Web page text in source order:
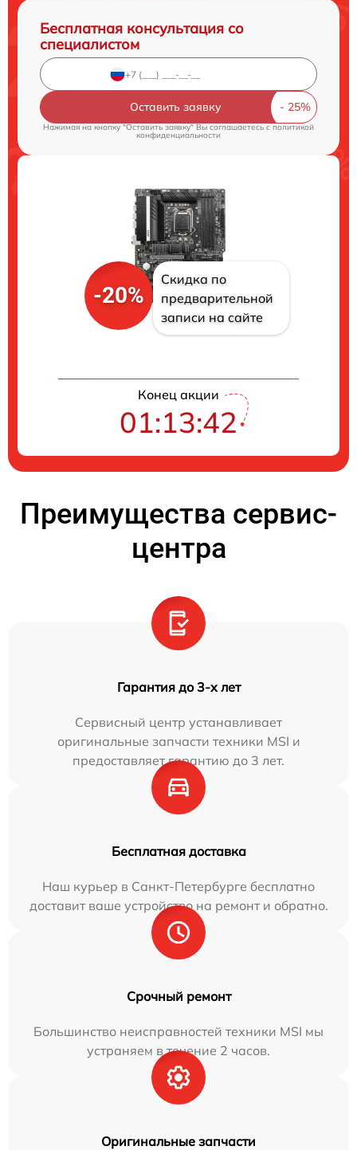
Бесплатная консультация со
специалистом
Оставить заявку
Нажимая на кнопку "Оставить заявку" Вы соглашаетесь cполитикой
конфиденциальности
-20%
Скидка по
предварительной
записи на сайте
Конец акции
01:13:41
Преимущества сервис-
центра
Гарантия до 3-х лет
Сервисный центр устанавливает
оригинальные запчасти техники MSI и
предоставляет гарантию до 3 лет.
Бесплатная доставка
Наш курьер в Санкт-Петербурге бесплатно
доставит ваше устройство на ремонт и обратно.
Срочный ремонт
Большинство неисправностей техники MSI мы
устраняем в течение 2 часов.
Оригинальные запчасти